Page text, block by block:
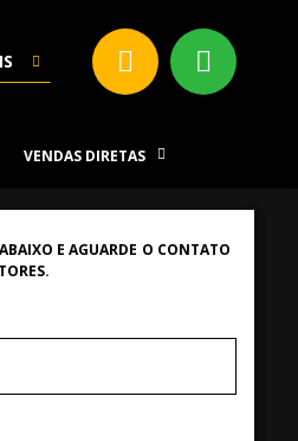
VENDAS DIRETAS
E AGUARDE O CONTATO